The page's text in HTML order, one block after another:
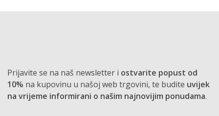
Prijavite se na naš newsletter i ostvarite popust od
10% na kupovinu u našoj web trgovini, te budite uvijek
na vrijeme informirani o našim najnovijim ponudama.